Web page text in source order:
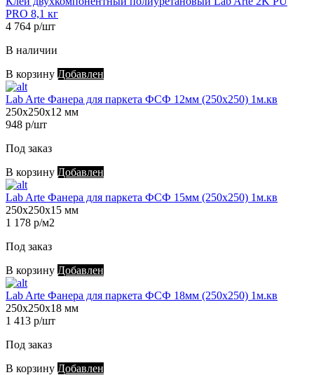
PRO 8,1 кг
4 764 р/шт
В наличии
В корзину Добавлен
Lab Arte Фанера для паркета ФСФ 12мм (250х250) 1м.кв
250х250х12 мм
948 р/шт
Под заказ
В корзину Добавлен
Lab Arte Фанера для паркета ФСФ 15мм (250х250) 1м.кв
250х250х15 мм
1 178 р/м2
Под заказ
В корзину Добавлен
Lab Arte Фанера для паркета ФСФ 18мм (250х250) 1м.кв
250х250х18 мм
1 413 р/шт
Под заказ
В корзину Добавлен